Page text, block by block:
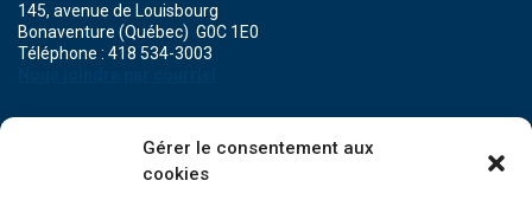
Gérer le consentement aux
cookies
145, avenue de Louisbourg
Bonaventure (Québec) G0C 1E0
Téléphone : 418 534-3003
471A, boulevard Perron
Maria (Québec) G0C 1Y0